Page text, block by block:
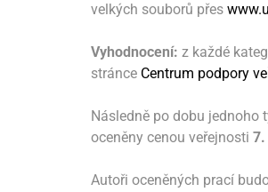
velkých souborů přes
Vyhodnocení: z každé
stránce Centrum podpory
Následně po dobu jednoho
oceněny cenou veřejnosti 7.
Autoři oceněných prací